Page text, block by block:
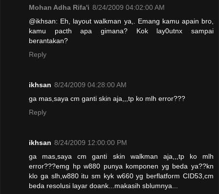
Mohan Adha Rifa'i 8/24/2009 04:02:00 AM
@ikhsan: Eh, layout walkman ya,. Emang kamu apain bro,
kamu pacth apa gimana? Kok lay0utnx sampai
berantakan?
Reply
ikhsan 8/24/2009 04:28:00 AM
ga mas,saya cm ganti skin aja,,,tp ko mlh error???
Reply
ikhsan 8/24/2009 12:00:00 PM
ga mas,saya cm ganti skin walkman aja,,,tp ko mlh
error???emg hp w880 punya komponen yg beda ya??kn
klo ga slh,w880 itu sm kyk w660 yg berflatform CID53,cm
beda resolusi layar doank...makasih sblumnya...